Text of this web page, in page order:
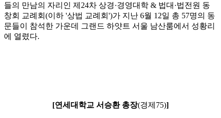
들의 만남의 자리인 제24차 상경·경영대학 & 법대·법전원 동
창회 교례회(이하 '상법 교례회')가 지난 6월 12일 총 57명의 동
문들이 참석한 가운데 그랜드 하얏트 서울 남산룸에서 성황리
에 열렸다.
[연세대학교 서승환 총장(경제75)]